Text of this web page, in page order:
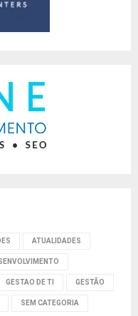
ATUALIDADES
GESTAO DE TI GESTÃO
SEM CATEGORIA